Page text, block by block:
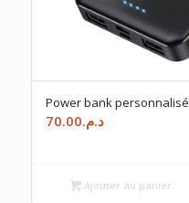
Power bank personnalisé
د.م.70.00
Ajouter au panier